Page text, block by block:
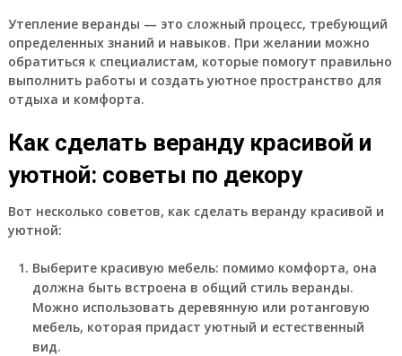
Утепление веранды — это сложный процесс, требующий
определенных знаний и навыков. При желании можно
обратиться к специалистам, которые помогут правильно
выполнить работы и создать уютное пространство для
отдыха и комфорта.
Как сделать веранду красивой и
уютной: советы по декору
Вот несколько советов, как сделать веранду красивой и
уютной:
Выберите красивую мебель: помимо комфорта, она
должна быть встроена в общий стиль веранды.
Можно использовать деревянную или ротанговую
мебель, которая придаст уютный и естественный
вид.